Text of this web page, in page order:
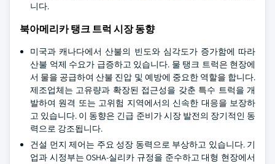
니다.
북아메리카 탱크 트럭 시장 동향
미국과 캐나다에서 산불의 빈도와 심각도가 증가함에 따라
산불 억제 수요가 급증하고 있습니다. 물 탱크 트럭은 현장에
서 물을 공급하여 산불 진압 및 예방에 중요한 역할을 합니다.
제조업체는 고유량과 확장된 접근성을 갖춘 특수 트럭을 개
발하여 원격 또는 고위험 지역에서의 신속한 대응을 보장하
고 있습니다. 이 동향은 긴급 준비가 시장 발전의 장기적인 동
력으로 강조됩니다.
건설 먼지 제어는 주요 성장 동력으로 부상하고 있습니다. 기
업과 시정부는 OSHA-실리카 규정을 준수하고 대형 현장에서